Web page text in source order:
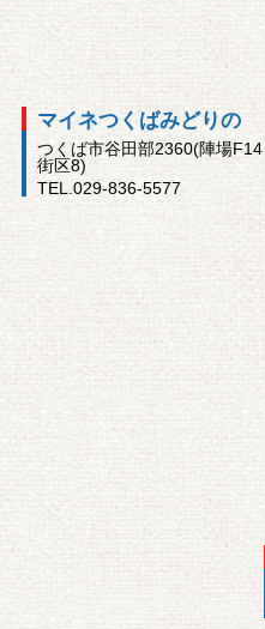
マイネつくばみどりの
つくば市谷田部2360(陣場F14
街区8)
TEL.029-836-5577